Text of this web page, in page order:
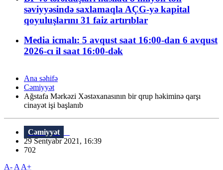
səviyyəsində saxlamaqla AÇG-yə kapital
qoyuluşlarını 31 faiz artırıblar
Media icmalı: 5 avqust saat 16:00-dan 6 avqust
2026-cı il saat 16:00-dək
Ana səhifə
Cəmiyyət
Ağstafa Mərkəzi Xəstəxanasının bir qrup həkiminə qarşı
cinayət işi başlanıb
Cəmiyyət
29 Sentyabr 2021, 16:39
702
A- A A+